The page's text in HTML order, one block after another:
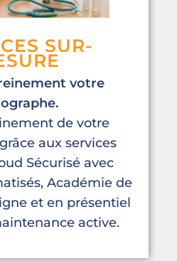
SUR-
votre
de votre
aux services
Sécurisé avec
Académie de
et en présentiel
active.